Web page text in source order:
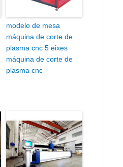
modelo de mesa
máquina de corte de
plasma cnc 5 eixes
máquina de corte de
plasma cnc